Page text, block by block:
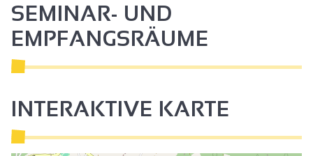
SEMINAR- UND
EMPFANGSRÄUME
INTERAKTIVE KARTE